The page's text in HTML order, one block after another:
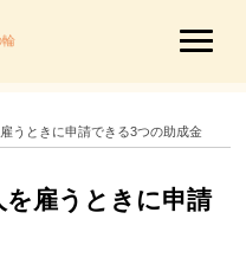
輪
うときに申請できる3つの助成金
を雇うときに申請